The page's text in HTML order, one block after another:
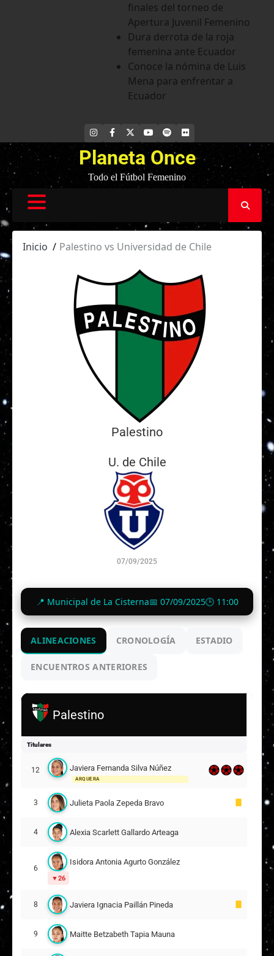
finales del torneo de
Apertura Juvenil Femenino
Dura derrota de la roja
femenina ante Ecuador
Conoce la nómina de Luis
Mena para enfrentar a
Ecuador
INSTAGRAM
FACEBOOK YOUTUBE
SPOTIFYFLICKR
Planeta Once
Todo el Fútbol Femenino
Inicio Palestino vs Universidad de Chile
Palestino
U. de Chile
07/09/2025
Finalizado
📍 Municipal de La Cisterna📅 07/09/2025🕒 11:00
ALINEACIONES CRONOLOGÍA ESTADIO
ENCUENTROS ANTERIORES
Palestino
Titulares
12 Javiera Fernanda Silva Núñez
ARQUERA
3 Julieta Paola Zepeda Bravo
4 Alexia Scarlett Gallardo Arteaga
6
Isidora Antonia Agurto González
26
8 Javiera Ignacia Paillán Pineda
9 Maitte Betzabeth Tapia Mauna